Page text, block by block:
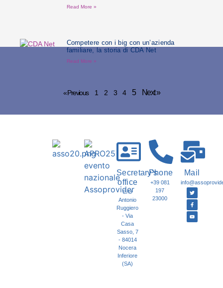
Read More »
Competere con i big con un’azienda
familiare, la storia di CDA Net
Read More »
« Previous 1 2 3 4 5 Next »
Secretary's
office
C/O
Antonio
Ruggiero
- Via
Casa
Sasso, 7
- 84014
Nocera
Inferiore
(SA)
Phone
+39 081
197
23000
Mail